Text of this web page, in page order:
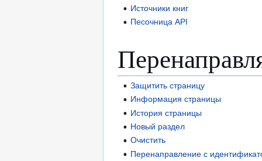
Источники книг
Песочница API
Защитить страницу
Информация страницы
История страницы
Новый раздел
Очистить
Перенаправление с